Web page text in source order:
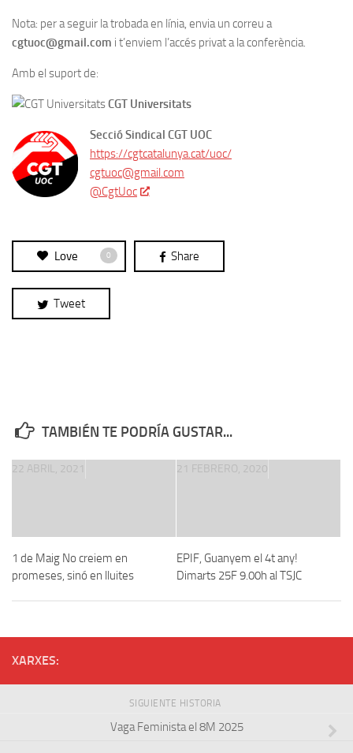
Nota: per a seguir la trobada en línia, envia un correu a
cgtuoc@gmail.com i t’enviem l’accés privat a la conferència.
Amb el suport de:
CGT Universitats
Secció Sindical CGT UOC
https://cgtcatalunya.cat/uoc/
cgtuoc@gmail.com
@CgtUoc
Love 0 Share
Tweet
TAMBIÉN TE PODRÍA GUSTAR...
1 de Maig No creiem en
promeses, sinó en lluites
22 ABRIL, 2021
EPIF, Guanyem el 4t any!
Dimarts 25F 9.00h al TSJC
21 FEBRERO, 2020
XARXES:
SIGUIENTE HISTORIA
Vaga Feminista el 8M 2025